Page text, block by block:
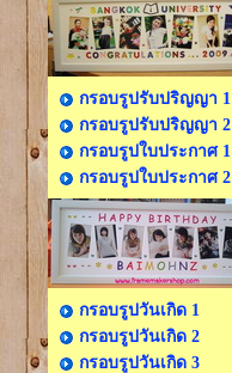
กรอบรูปรับปริญญา 1
กรอบรูปรับปริญญา 2
กรอบรูปใบประกาศ 1
กรอบรูปใบประกาศ 2
กรอบรูปวันเกิด 1
กรอบรูปวันเกิด 2
กรอบรูปวันเกิด 3